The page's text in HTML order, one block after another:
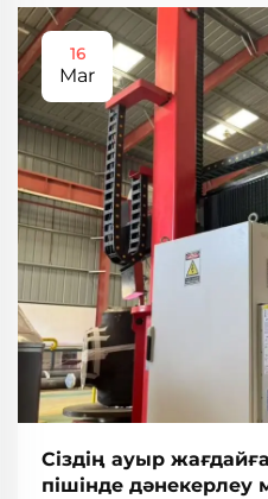
16
Mar
Сіздің ауыр
пішінде